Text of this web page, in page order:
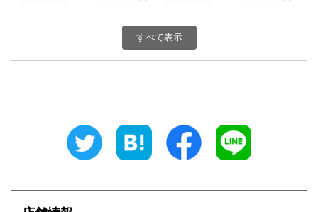
185円 富山県
185円 三重県
大阪府
すべて表示